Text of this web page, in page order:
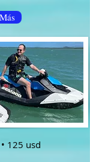
• 125 usd